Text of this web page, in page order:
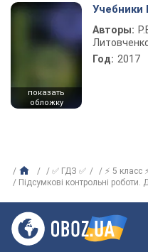
показать
обложку
Учебники
Авторы:
Год: 2017
✅ ГДЗ ✅ ⚡ 5 класс
Підсумкові контрольні роботи.